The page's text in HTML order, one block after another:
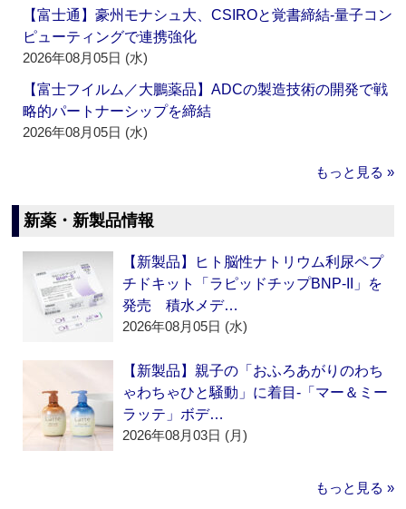
【富士通】豪州モナシュ大、CSIROと覚書締結‐量子コン
ピューティングで連携強化
2026年08月05日 (水)
【富士フイルム／大鵬薬品】ADCの製造技術の開発で戦
略的パートナーシップを締結
2026年08月05日 (水)
もっと見る »
新薬・新製品情報
【新製品】ヒト脳性ナトリウム利尿ペプ
チドキット「ラピッドチップBNP-II」を
発売 積水メデ…
2026年08月05日 (水)
【新製品】親子の「おふろあがりのわち
ゃわちゃひと騒動」に着目‐「マー＆ミー
ラッテ」ボデ…
2026年08月03日 (月)
もっと見る »